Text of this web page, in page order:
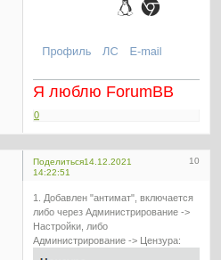
Я люблю ForumBB
0
Поделиться 10
14.12.2021
14:22:51
1. Добавлен "антимат", включается
либо через Администрирование ->
Настройки, либо
Администрирование -> Цензура: